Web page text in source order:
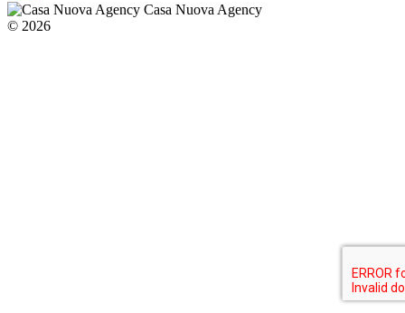
Casa Nuova Agency
© 2026